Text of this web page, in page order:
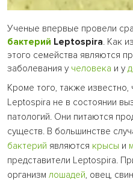
Ученые впервые провели
бактерий Leptospira. Как
этого семейства являются
заболевания у человека и у
Кроме того, также
Leptospira не в состоянии
патологий. Они питаются
существ. В большинстве
бактерий являются крысы и
представители Leptospira.
организм лошадей, овец,